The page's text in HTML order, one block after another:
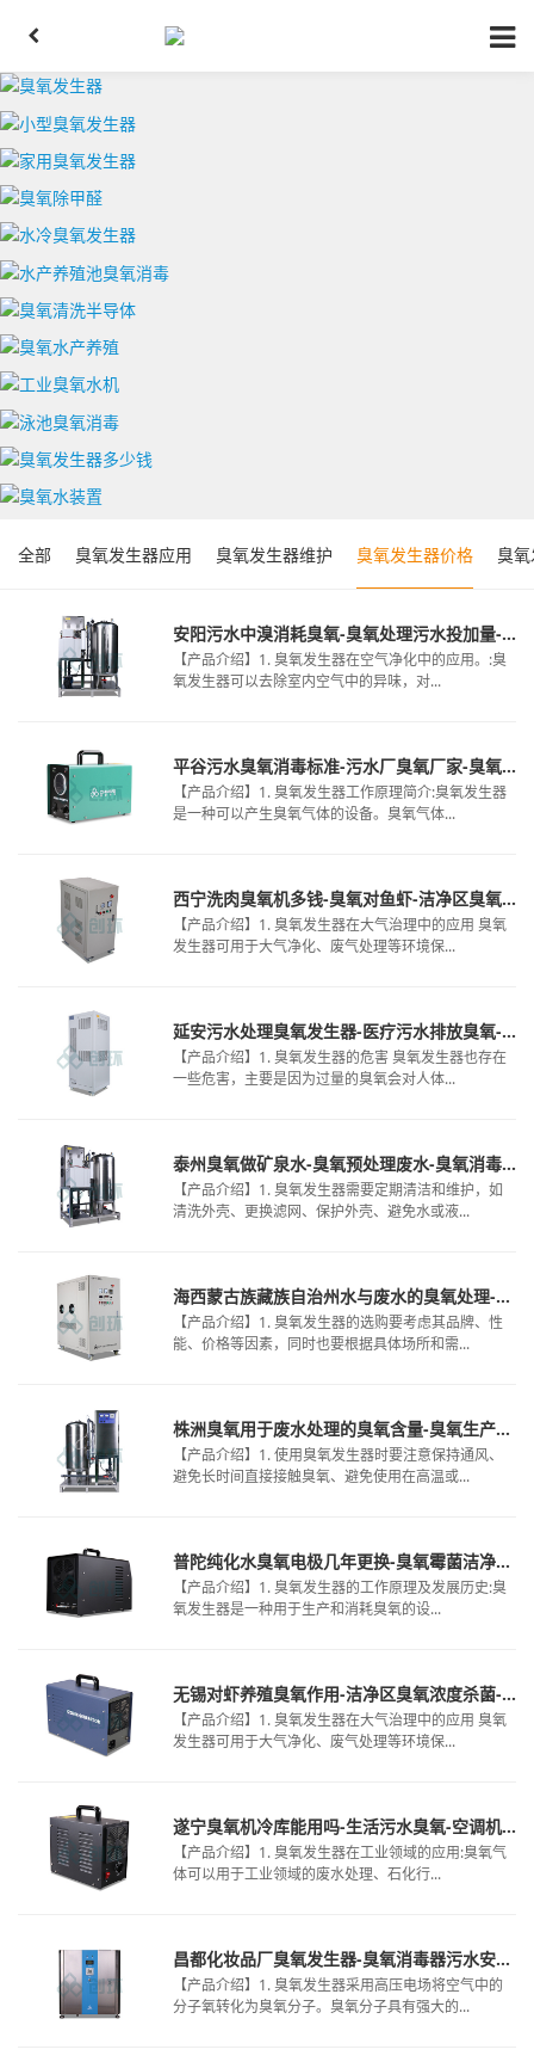
全部 臭氧发生器应用 臭氧发生器维护 臭氧发生器价格 臭
安阳污水中溴消耗臭氧-臭氧处理污水投加量-臭氧对印染废水
【产品介绍】1. 臭氧发生器在空气净化中的应用。:臭
氧发生器可以去除室内空气中的异味，对...
平谷污水臭氧消毒标准-污水厂臭氧厂家-臭氧给食物消毒
【产品介绍】1. 臭氧发生器工作原理简介:臭氧发生器
是一种可以产生臭氧气体的设备。臭氧气体...
西宁洗肉臭氧机多钱-臭氧对鱼虾-洁净区臭氧消毒法规
【产品介绍】1. 臭氧发生器在大气治理中的应用 臭氧
发生器可用于大气净化、废气处理等环境保...
延安污水处理臭氧发生器-医疗污水排放臭氧-洁净服臭氧消毒操作
【产品介绍】1. 臭氧发生器的危害 臭氧发生器也存在
一些危害，主要是因为过量的臭氧会对人体...
泰州臭氧做矿泉水-臭氧预处理废水-臭氧消毒适合洁净区
【产品介绍】1. 臭氧发生器需要定期清洁和维护，如
清洗外壳、更换滤网、保护外壳、避免水或液...
海西蒙古族藏族自治州水与废水的臭氧处理-微纳米臭氧消毒设备-市政污水臭氧催化氧化机理
【产品介绍】1. 臭氧发生器的选购要考虑其品牌、性
能、价格等因素，同时也要根据具体场所和需...
株洲臭氧用于废水处理的臭氧含量-臭氧生产机-废水臭氧氧化不动
【产品介绍】1. 使用臭氧发生器时要注意保持通风、
避免长时间直接接触臭氧、避免使用在高温或...
普陀纯化水臭氧电极几年更换-臭氧霉菌洁净区-内置臭氧发生器
【产品介绍】1. 臭氧发生器的工作原理及发展历史:臭
氧发生器是一种用于生产和消耗臭氧的设...
无锡对虾养殖臭氧作用-洁净区臭氧浓度杀菌-臭氧在纯水
【产品介绍】1. 臭氧发生器在大气治理中的应用 臭氧
发生器可用于大气净化、废气处理等环境保...
遂宁臭氧机冷库能用吗-生活污水臭氧-空调机组臭氧发生器
【产品介绍】1. 臭氧发生器在工业领域的应用:臭氧气
体可以用于工业领域的废水处理、石化行...
昌都化妆品厂臭氧发生器-臭氧消毒器污水安装-洁净厂房臭氧熏蒸循环时间
【产品介绍】1. 臭氧发生器采用高压电场将空气中的
分子氧转化为臭氧分子。臭氧分子具有强大的...